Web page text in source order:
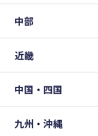
中部
近畿
中国・四国
九州・沖縄